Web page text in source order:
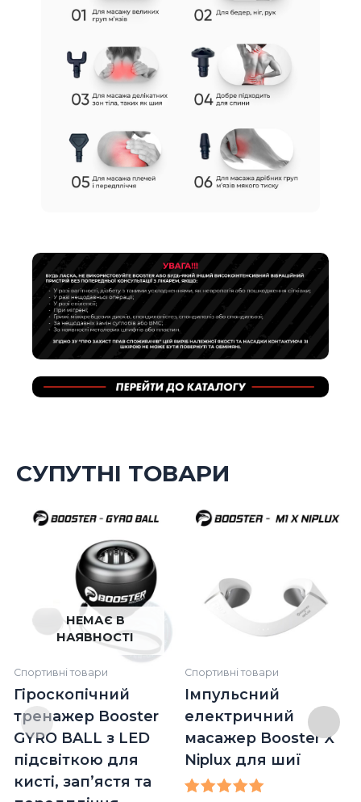
СУПУТНІ ТОВАРИ
НЕМАЄ В
НАЯВНОСТІ
Спортивні товари
Гіроскопічний
тренажер Booster
GYRO BALL з LED
підсвіткою для
кисті, зап’ястя та
Оригінальна
ціна:
1790,00 ₴.
Поточна
Спортивні товари
Імпульсний
електричний
масажер Booster X
Niplux для шиї